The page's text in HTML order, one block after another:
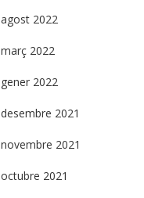
agost 2022
març 2022
gener 2022
desembre 2021
novembre 2021
octubre 2021